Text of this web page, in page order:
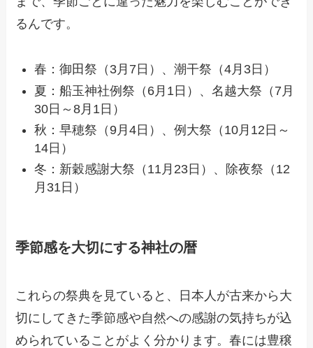
るんです。
春：御田祭（3月7日）、潮干祭（4月3日）
夏：船玉神社例祭（6月1日）、名越大祭（7月
30日～8月1日）
秋：早穂祭（9月4日）、例大祭（10月12日～
14日）
冬：新穀感謝大祭（11月23日）、除夜祭（12
月31日）
季節感を大切にする神社の暦
これらの祭典を見ていると、日本人が古来から大
切にしてきた季節感や自然への感謝の気持ちが込
められていることがよく分かります。春には豊穣